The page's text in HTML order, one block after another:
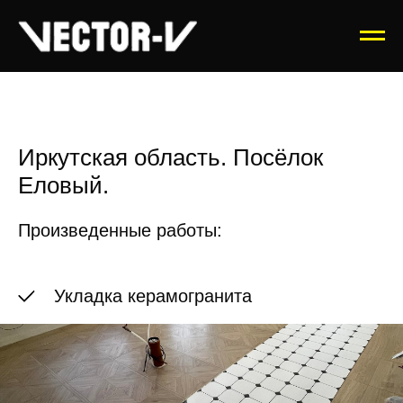
Иркутская область. Посёлок
Еловый.
Произведенные работы:
Укладка керамогранита